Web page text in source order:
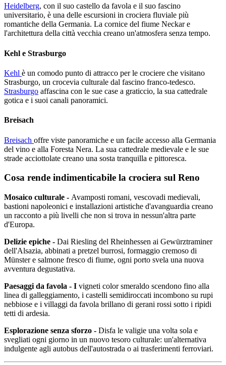
Heidelberg, con il suo castello da favola e il suo fascino
universitario, è una delle escursioni in crociera fluviale più
romantiche della Germania. La cornice del fiume Neckar e
l'architettura della città vecchia creano un'atmosfera senza tempo.
Kehl e Strasburgo
Kehl è un comodo punto di attracco per le crociere che visitano
Strasburgo, un crocevia culturale dal fascino franco-tedesco.
Strasburgo affascina con le sue case a graticcio, la sua cattedrale
gotica e i suoi canali panoramici.
Breisach
Breisach offre viste panoramiche e un facile accesso alla Germania
del vino e alla Foresta Nera. La sua cattedrale medievale e le sue
strade acciottolate creano una sosta tranquilla e pittoresca.
Cosa rende indimenticabile la crociera sul Reno
Mosaico culturale - Avamposti romani, vescovadi medievali,
bastioni napoleonici e installazioni artistiche d'avanguardia creano
un racconto a più livelli che non si trova in nessun'altra parte
d'Europa.
Delizie epiche - Dai Riesling del Rheinhessen ai Gewürztraminer
dell'Alsazia, abbinati a pretzel burrosi, formaggio cremoso di
Münster e salmone fresco di fiume, ogni porto svela una nuova
avventura degustativa.
Paesaggi da favola - I vigneti color smeraldo scendono fino alla
linea di galleggiamento, i castelli semidiroccati incombono su rupi
nebbiose e i villaggi da favola brillano di gerani rossi sotto i ripidi
tetti di ardesia.
Esplorazione senza sforzo - Disfa le valigie una volta sola e
svegliati ogni giorno in un nuovo tesoro culturale: un'alternativa
indulgente agli autobus dell'autostrada o ai trasferimenti ferroviari.